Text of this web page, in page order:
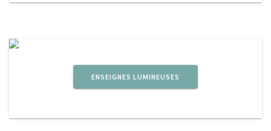
ENSEIGNES LUMINEUSES